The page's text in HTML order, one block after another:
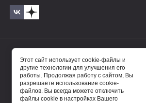
© 2017—2025 Бавиро/Baviro
Этот сайт использует cookie-файлы и
другие технологии для улучшения его
работы. Продолжая работу с сайтом, Вы
разрешаете использование cookie-
файлов. Вы всегда можете отключить
файлы cookie в настройках Вашего